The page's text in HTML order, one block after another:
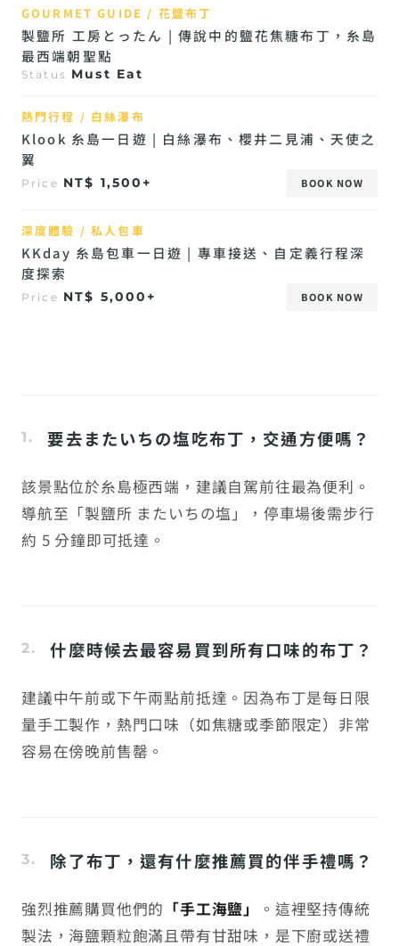
GOURMET GUIDE / 花鹽布丁
製鹽所 工房とったん | 傳說中的鹽花焦糖布丁，糸島
最西端朝聖點
Status Must Eat
熱門行程 / 白絲瀑布
Klook 糸島一日遊 | 白絲瀑布、櫻井二見浦、天使之
翼
Price NT$ 1,500+ BOOK NOW
深度體驗 / 私人包車
KKday 糸島包車一日遊 | 專車接送、自定義行程深
度探索
Price NT$ 5,000+ BOOK NOW
要去またいちの塩吃布丁，交通方便嗎？
該景點位於糸島極西端，建議自駕前往最為便利。
導航至「製鹽所 またいちの塩」，停車場後需步行
約 5 分鐘即可抵達。
什麼時候去最容易買到所有口味的布丁？
建議中午前或下午兩點前抵達。因為布丁是每日限
量手工製作，熱門口味（如焦糖或季節限定）非常
容易在傍晚前售罄。
除了布丁，還有什麼推薦買的伴手禮嗎？
強烈推薦購買他們的 「手工海鹽」
。這裡堅持傳統
製法，海鹽顆粒飽滿且帶有甘甜味，是下廚或送禮